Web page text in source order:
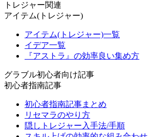
トレジャー関連
アイテム(トレジャー)
アイテム(トレジャー)一覧
イデア一覧
『アストラ』の効率良い集め方
グラブル初心者向け記事
初心者指南記事
初心者指南記事まとめ
リセマラのやり方
隠しトレジャー入手法/手順